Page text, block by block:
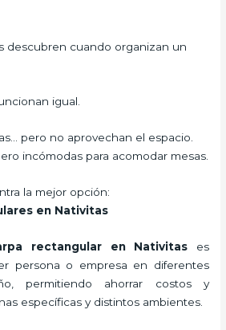
descubren cuando organizan un
igual.
pero no aprovechan el espacio.
incómodas para acomodar mesas.
la mejor opción:
en Nativitas
rectangular en Nativitas es
persona o empresa en diferentes
permitiendo ahorrar costos y
específicas y distintos ambientes.